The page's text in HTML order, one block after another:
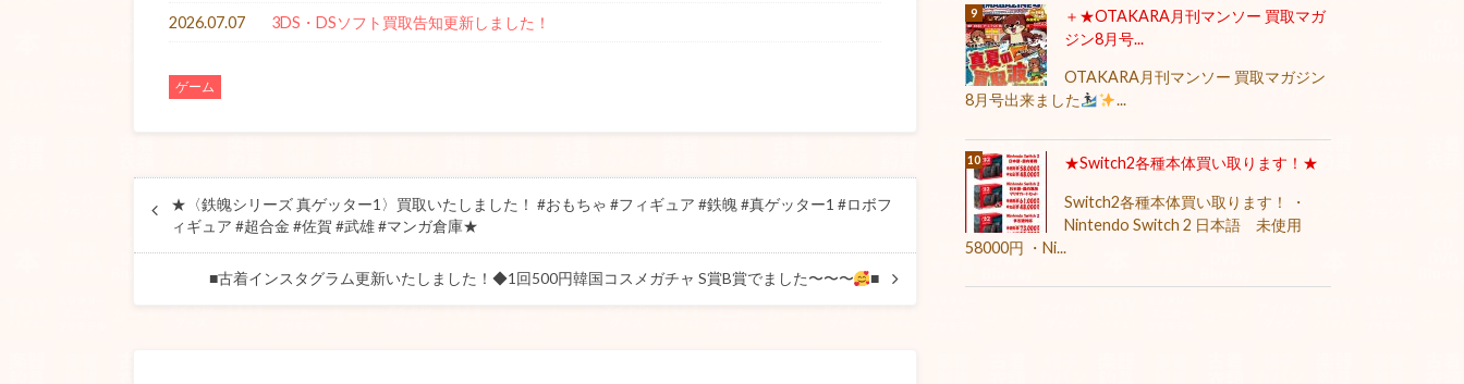
2026.07.07 3DS・DSソフト買取告知更新しました！
ゲーム
★〈鉄魄シリーズ 真ゲッター1〉買取いたしました！ #おもちゃ #フィギュア #鉄魄 #真ゲッター1 #ロボフ
ィギュア #超合金 #佐賀 #武雄 #マンガ倉庫★
■古着インスタグラム更新いたしました！◆1回500円韓国コスメガチャ S賞B賞でました〜〜〜 ■
＋★OTAKARA月刊マンソー 買取マガ
ジン8月号...
OTAKARA月刊マンソー 買取マガジン
8月号出来ました
...
★Switch2各種本体買い取ります！★
Switch2各種本体買い取ります！ ・
Nintendo Switch 2 日本語 未使用
58000円 ・Ni...